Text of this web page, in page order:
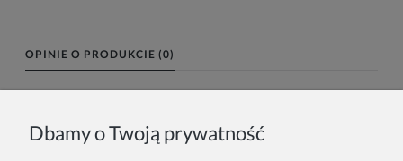
OPINIE O PRODUKCIE (0)
Dbamy o Twoją prywatność